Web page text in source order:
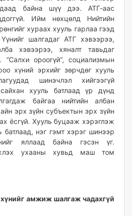
байна шүү дээ. АТГ-аас
Ийм нөхцөлд Нийтийн
хураах хууль гарлаа гээд
шалгадаг АТГ хэвээрээ,
хэвээрээ, хяналт тавьдаг
“Салхи ороогүй”, социализмын
хүний эрхийг зөрчдөг хууль
шинэчлэл хийгээгүй
хууль батлаад үр дүнд
байгаа нийтийн албан
эрх зүйн субъектын эрх зүйн
ёсгүй. Хууль буцааж хэрэглэж
батлаад, нэг гэмт хэрэг шинээр
яллаад байна гэсэн үг.
ухааны хувьд маш том
амжиж шалгаж чадахгүй